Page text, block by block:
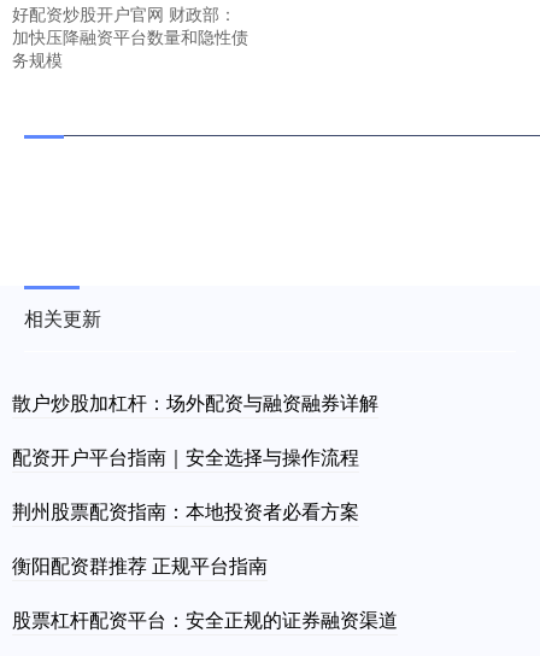
好配资炒股开户官网 财政部：
加快压降融资平台数量和隐性债
务规模
相关更新
散户炒股加杠杆：场外配资与融资融券详解
配资开户平台指南｜安全选择与操作流程
荆州股票配资指南：本地投资者必看方案
衡阳配资群推荐 正规平台指南
股票杠杆配资平台：安全正规的证券融资渠道